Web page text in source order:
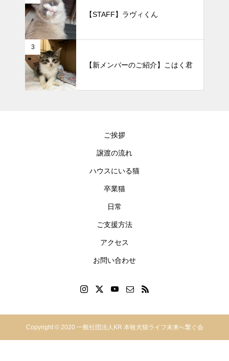
【STAFF】ラヴィくん
3
【新メンバーのご紹介】こはく君
ご挨拶
譲渡の流れ
ハウスにいる猫
卒業猫
日常
ご支援方法
アクセス
お問い合わせ
Copyright © 2020 一般社団法人KR 本牧犬猫ライフ未来へ繋ぐ会
神奈川県横浜市中区本郷町